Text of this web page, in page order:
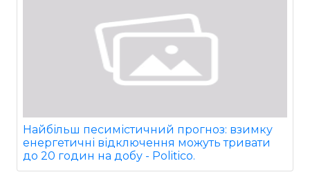
Найбільш песимістичний прогноз: взимку
енергетичні відключення можуть тривати
до 20 годин на добу - Politico.